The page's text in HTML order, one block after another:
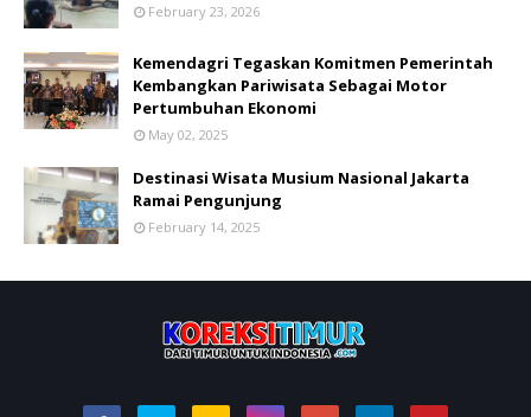
February 23, 2026
Kemendagri Tegaskan Komitmen Pemerintah
Kembangkan Pariwisata Sebagai Motor
Pertumbuhan Ekonomi
May 02, 2025
Destinasi Wisata Musium Nasional Jakarta
Ramai Pengunjung
February 14, 2025